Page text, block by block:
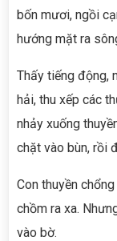
bốn mươi, ngồi
hướng mặt ra
Thấy tiếng động,
hải, thu xếp các
nhảy xuống
chặt vào bùn, rồi
Con thuyền
chồm ra xa.
vào bờ.